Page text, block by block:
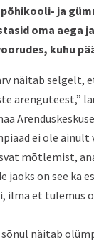
ja
oma aega
kuhu
näitab selgelt,
arenguteest,”
ei ole ainult
mõtlemist,
jaoks on see ka
ilma et tulemus
sõnul näitab